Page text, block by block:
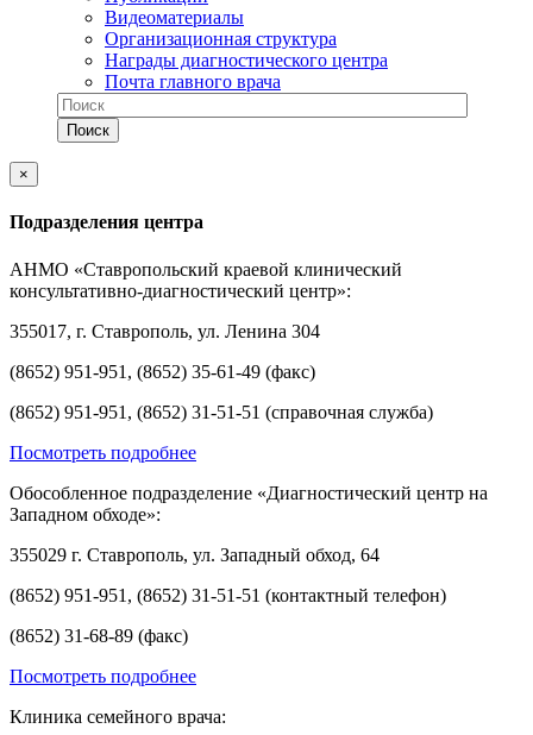
Видеоматериалы
Организационная структура
Награды диагностического центра
Почта главного врача
×
Подразделения центра
АНМО «Ставропольский краевой клинический
консультативно-диагностический центр»:
355017, г. Ставрополь, ул. Ленина 304
(8652) 951-951, (8652) 35-61-49 (факс)
(8652) 951-951, (8652) 31-51-51 (справочная служба)
Посмотреть подробнее
Обособленное подразделение «Диагностический центр на
Западном обходе»:
355029 г. Ставрополь, ул. Западный обход, 64
(8652) 951-951, (8652) 31-51-51 (контактный телефон)
(8652) 31-68-89 (факс)
Посмотреть подробнее
Клиника семейного врача: